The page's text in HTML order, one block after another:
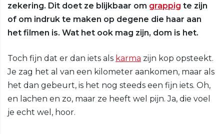
zekering. Dit doet ze blijkbaar om grappig te zijn
of om indruk te maken op degene die haar aan
het filmen is. Wat het ook mag zijn, dom is het.
Toch fijn dat er dan iets als karma zijn kop opsteekt.
Je zag het al van een kilometer aankomen, maar als
het dan gebeurt, is het nog steeds een fijn iets. Oh,
en lachen en zo, maar ze heeft wel pijn. Ja, die voel
je echt wel, hoor.